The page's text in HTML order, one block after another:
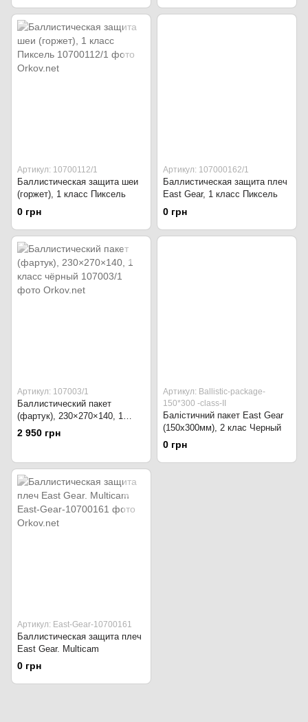
Артикул: 10700112/1
Баллистическая защита шеи
(горжет), 1 класс Пиксель
0 грн
Артикул: 107000162/1
Баллистическая защита плеч
East Gear, 1 класс Пиксель
0 грн
Артикул: 107003/1
Баллистический пакет
(фартук), 230×270×140, 1
класс чёрный
2 950 грн
Артикул: Ballistic-package-
150*300 -class-II
Балістичний пакет East Gear
(150х300мм), 2 клас Черный
0 грн
Артикул: East-Gear-10700161
Баллистическая защита плеч
East Gear. Multicam
0 грн